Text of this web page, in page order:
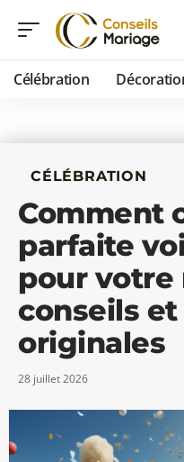
Célébration
CÉLÉBRATION
Comment
parfaite
pour votre
conseils
originales
28 juillet 2026